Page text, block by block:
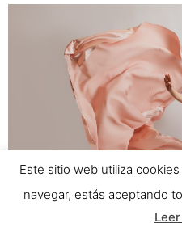
Este sitio web utiliza
navegar, estás aceptando